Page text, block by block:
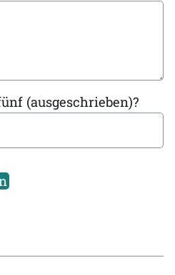
(ausgeschrieben)?